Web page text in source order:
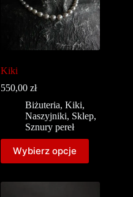
Kiki
550,00zł
Biżuteria,Kiki,
Naszyjniki, Sklep,
Sznury pereł
Wybierz opcje